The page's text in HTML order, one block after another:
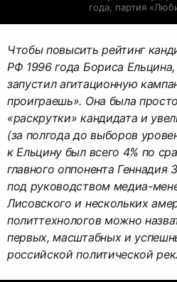
года, партия
Чтобы повысить рейтинг
РФ 1996 года Бориса
запустил агитационную
проиграешь». Она была
«раскрутки» кандидата и
(за полгода до выборов
к Ельцину был всего 4% по
главного оппонента
под руководством медиа-
Лисовского и нескольких
политтехнологов можно
первых, масштабных и
российской политической